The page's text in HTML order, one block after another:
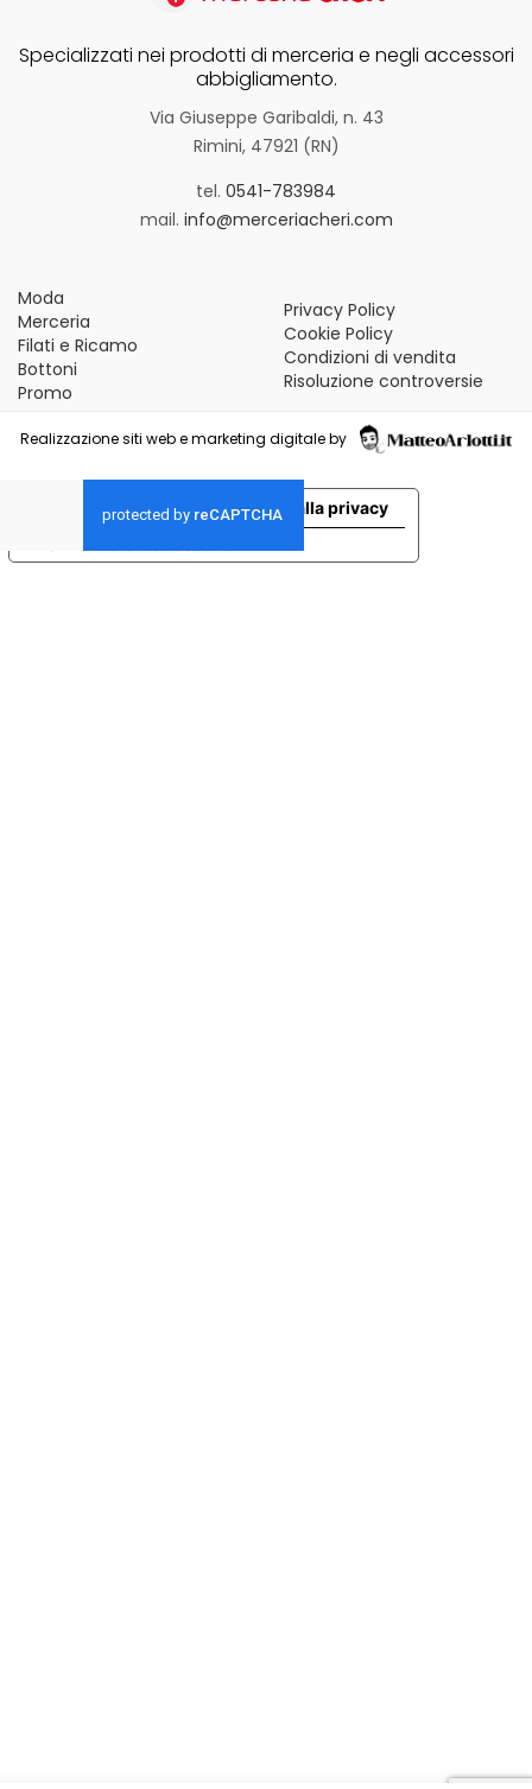
Specializzati nei prodotti di merceria e negli accessori
abbigliamento.
Via Giuseppe Garibaldi, n. 43
Rimini, 47921 (RN)
tel. 0541-783984
mail. info@merceriacheri.com
Moda
Merceria
Filati e Ricamo
Bottoni
Promo
Privacy Policy
Cookie Policy
Condizioni di vendita
Risoluzione controversie
Realizzazione siti web e marketing digitale by
Le tue preferenze relative alla privacy